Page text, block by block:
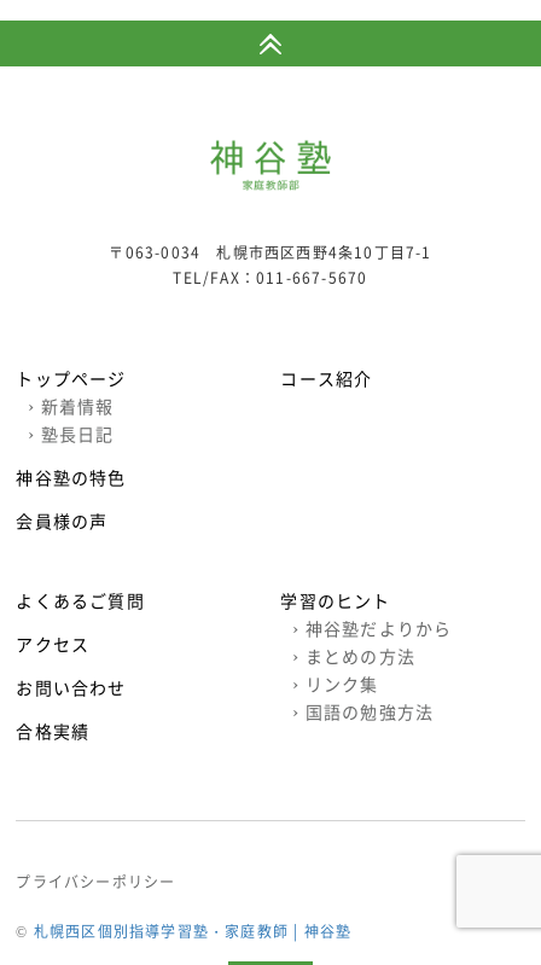
〒063-0034 札幌市西区西野4条10丁目7-1
TEL/FAX：011-667-5670
トップページ
› 新着情報
› 塾長日記
神谷塾の特色
会員様の声
コース紹介
よくあるご質問
アクセス
お問い合わせ
合格実績
学習のヒント
› 神谷塾だよりから
› まとめの方法
› リンク集
› 国語の勉強方法
プライバシーポリシー
© 札幌西区個別指導学習塾・家庭教師 | 神谷塾